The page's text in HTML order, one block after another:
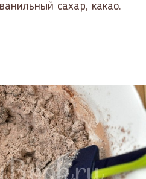
сахар, какао.